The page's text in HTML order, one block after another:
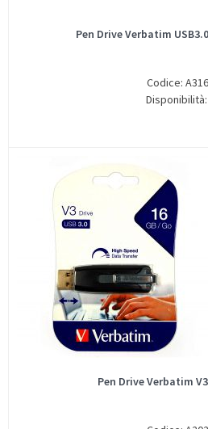
Pen Drive Verbatim
Codice:
Pen Drive Verbatim V3